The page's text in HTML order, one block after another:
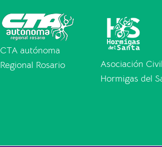
CTA autónoma
Regional Rosario
Asociación Civil
Hormigas del